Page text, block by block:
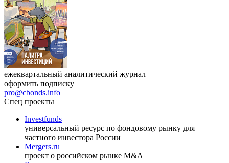
ежеквартальный аналитический журнал
оформить подписку
pro@cbonds.info
Спец проекты
Investfunds
универсальный ресурс по фондовому рынку для
частного инвестора России
Mergers.ru
проект о российском рынке M&A